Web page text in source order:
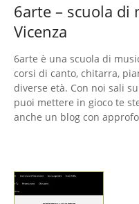
6arte – scuola di
Vicenza
6arte è una scuola di
corsi di canto, chitarra,
diverse età. Con noi sali
puoi mettere in gioco te
anche un blog con